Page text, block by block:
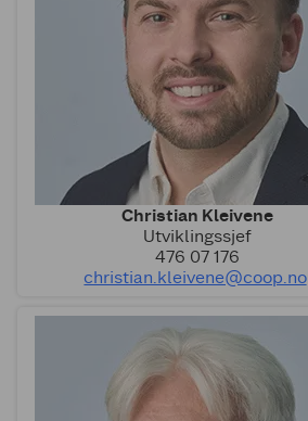
Christian Kleivene
Utviklingssjef
476 07 176
christian.kleivene@coop.no